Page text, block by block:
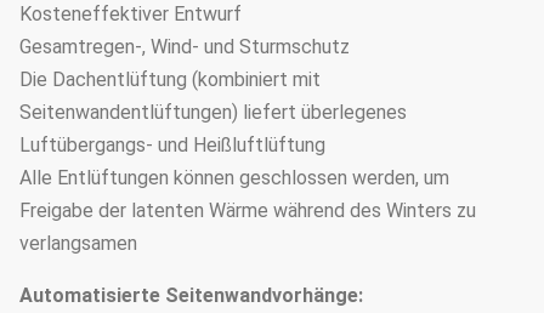
Kosteneffektiver Entwurf
Gesamtregen-, Wind- und Sturmschutz
Die Dachentlüftung (kombiniert mit
Seitenwandentlüftungen) liefert überlegenes
Luftübergangs- und Heißluftlüftung
Alle Entlüftungen können geschlossen werden, um
Freigabe der latenten Wärme während des Winters zu
verlangsamen
Automatisierte Seitenwandvorhänge: